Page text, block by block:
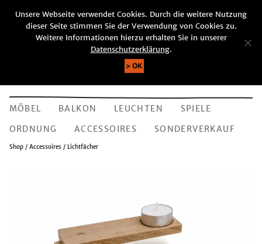
KUNDENKONTO WARENKORB (0)
SUCHE
MÖBEL BALKON LEUCHTEN
SPIELE
ORDNUNG
ACCESSOIRES SONDERVERKAUF
Shop/ Accessoires/ Lichtfächer
Unsere Webseite verwendet Cookies. Durch die weitere Nutzung
dieser Seite stimmen Sie der Verwendung von Cookies zu.
Weitere Informationen hierzu erhalten Sie in unserer
Datenschutzerklärung.
OK